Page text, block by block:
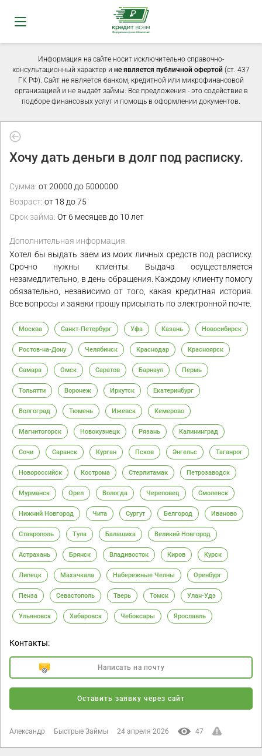
Информация на сайте носит исключительно справочно-
консультационный характер и не является публичной офертой (ст. 437
ГК РФ). Сайт не является банком, кредитной или микрофинансовой
организацией и не выдаёт займы. Все предложения - это содействие в
подборе финансовых услуг и помощь в оформлении документов.
Хочу дать деньги в долг под расписку.
Сумма: от 20000 до 5000000
Возраст: от 18 до 75
Срок займа: От 6 месяцев до 10 лет
Дополнительная информация:
Хотел бы выдать заем из моих личных средств под расписку.
Срочно нужны клиенты. Выдача осуществляется
незамедлительно, в день обращения. Каждому клиенту помогу
обязательно, независимо от того, какая кредитная история.
Все вопросы и заявки прошу присылать по электронной почте.
Москва Санкт-Петербург Уфа Казань Новосибирск
Ростов-на-Дону Челябинск Краснодар Красноярск
Самара Омск Саратов Барнаул Пермь
Тольятти Воронеж Иркутск Екатеринбург
Волгоград Тюмень Ижевск Кемерово
Магнитогорск Новокузнецк Рязань Калининград
Сочи Саранск Курган Псков Энгельс Таганрог
Новороссийск Кострома Стерлитамак Петрозаводск
Мурманск Орел Вологда Череповец Смоленск
Нижний Новгород Чита Сургут Белгород Иваново
Ставрополь Тула Балашиха Великий Новгород
Астрахань Брянск Владивосток Киров Курск
Липецк Махачкала Набережные Челны Оренбург
Пенза Севастополь Тверь Томск Улан-Удэ
Ульяновск Хабаровск Чебоксары Ярославль
Контакты:
Написать на почту
Оставить заявку через сайт
Александр Быстрые Займы 24 апреля 2026 47